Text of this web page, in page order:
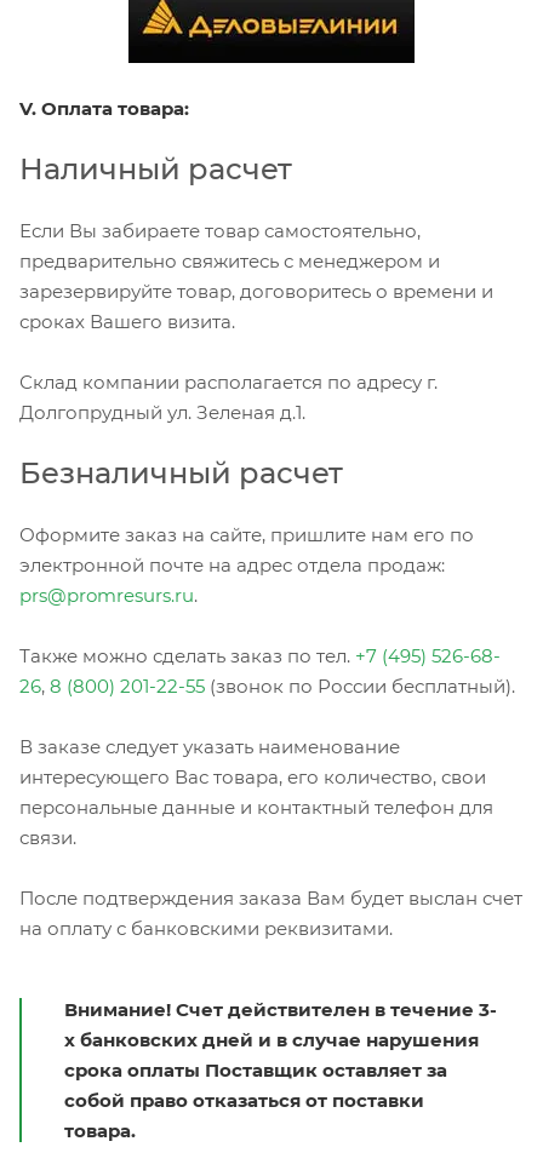
V. Оплата товара:
Наличный расчет
Если Вы забираете товар самостоятельно,
предварительно свяжитесь с менеджером и
зарезервируйте товар, договоритесь о времени и
сроках Вашего визита.
Склад компании располагается по адресу г.
Долгопрудный ул. Зеленая д.1.
Безналичный расчет
Оформите заказ на сайте, пришлите нам его по
электронной почте на адрес отдела продаж:
prs@promresurs.ru.
Также можно сделать заказ по тел. +7 (495) 526-68-
26, 8 (800) 201-22-55 (звонок по России бесплатный).
В заказе следует указать наименование
интересующего Вас товара, его количество, свои
персональные данные и контактный телефон для
связи.
После подтверждения заказа Вам будет выслан счет
на оплату с банковскими реквизитами.
Внимание! Счет действителен в течение 3-
х банковских дней и в случае нарушения
срока оплаты Поставщик оставляет за
собой право отказаться от поставки
товара.